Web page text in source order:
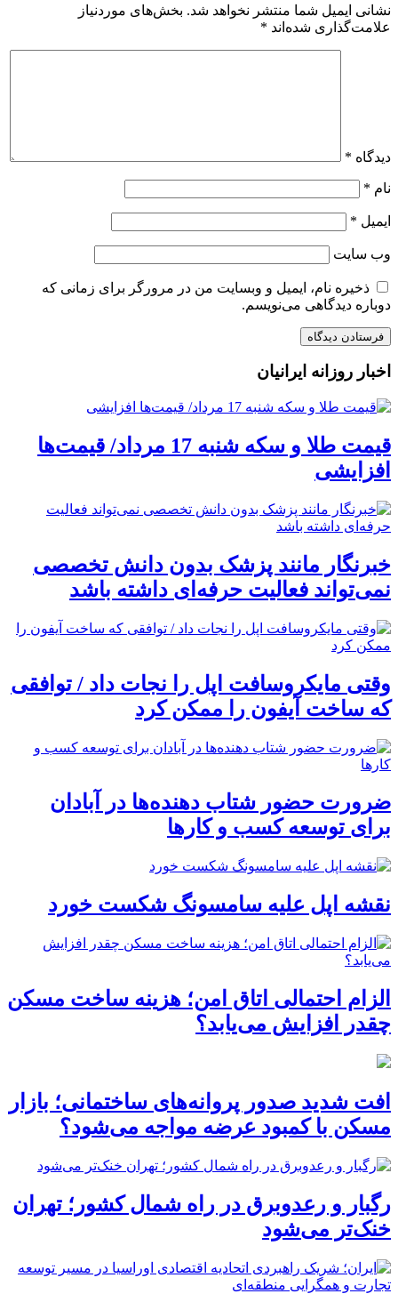
نشانی ایمیل شما منتشر نخواهد شد. بخش‌های موردنیاز
علامت‌گذاری شده‌اند *
دیدگاه *
نام *
ایمیل *
وب‌ سایت
ذخیره نام، ایمیل و وبسایت من در مرورگر برای زمانی که
دوباره دیدگاهی می‌نویسم.
اخبار روزانه ایرانیان
قیمت طلا و سکه شنبه 17 مرداد/ قیمت‌ها
افزایشی
خبرنگار مانند پزشک بدون دانش تخصصی
نمی‌تواند فعالیت حرفه‌ای داشته باشد
وقتی مایکروسافت اپل را نجات داد / توافقی
که ساخت آیفون را ممکن کرد
ضرورت حضور شتاب ‌دهنده‌ها در آبادان
برای توسعه کسب‌ و کارها
نقشه اپل علیه سامسونگ شکست خورد
الزام احتمالی اتاق امن؛ هزینه ساخت مسکن
چقدر افزایش می‌یابد؟
افت شدید صدور پروانه‌های ساختمانی؛ بازار
مسکن با کمبود عرضه مواجه می‌شود؟
رگبار و رعدوبرق در راه شمال کشور؛ تهران
خنک‌تر می‌شود